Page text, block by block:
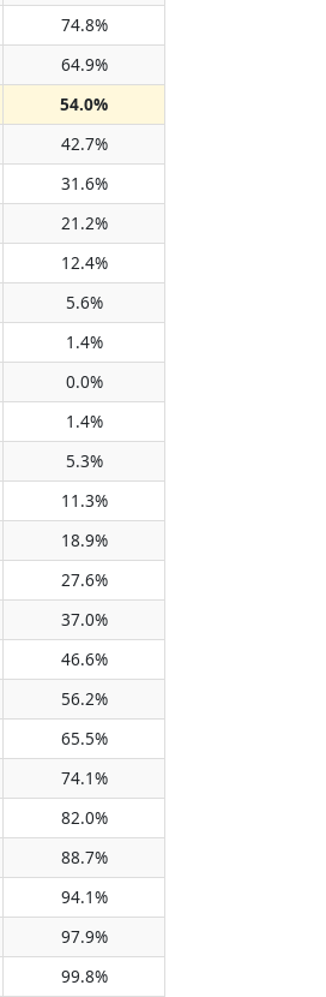
74.8%
64.9%
54.0%
42.7%
31.6%
21.2%
12.4%
5.6%
1.4%
0.0%
1.4%
5.3%
11.3%
18.9%
27.6%
37.0%
46.6%
56.2%
65.5%
74.1%
82.0%
88.7%
94.1%
97.9%
99.8%